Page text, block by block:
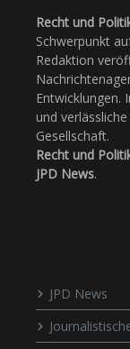
Recht und
Schwerpunkt
Redaktion
Entwicklungen.
und
Gesellschaft.
Recht und
JPD News.
JPD News